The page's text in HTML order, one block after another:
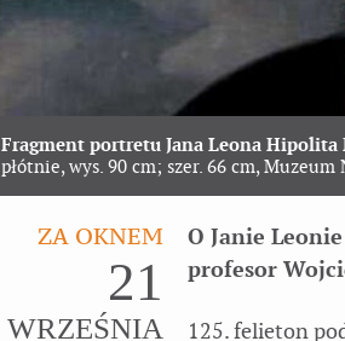
Fragment portretu Jana Leona
płótnie, wys. 90 cm; szer. 66 cm,
ZA OKNEM
21
WRZEŚNIA
O Janie
profesor
125. felieton